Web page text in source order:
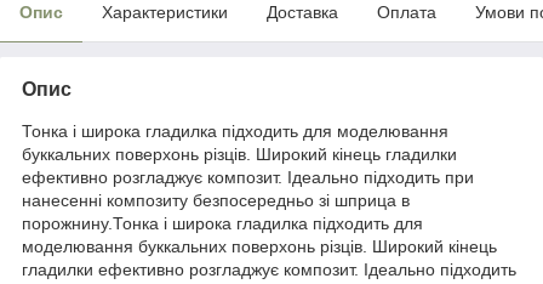
Опис Характеристики Доставка Оплата Умови
Опис
Тонка і широка гладилка підходить для моделювання
буккальних поверхонь різців. Широкий кінець гладилки
ефективно розгладжує композит. Ідеально підходить при
нанесенні композиту безпосередньо зі шприца в
порожнину.Тонка і широка гладилка підходить для
моделювання буккальних поверхонь різців. Широкий кінець
гладилки ефективно розгладжує композит. Ідеально підходить